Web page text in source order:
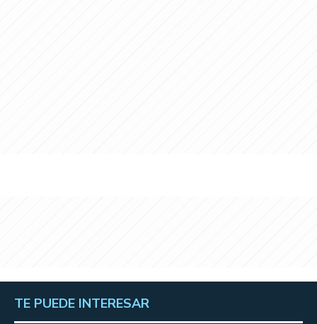
TE PUEDE INTERESAR